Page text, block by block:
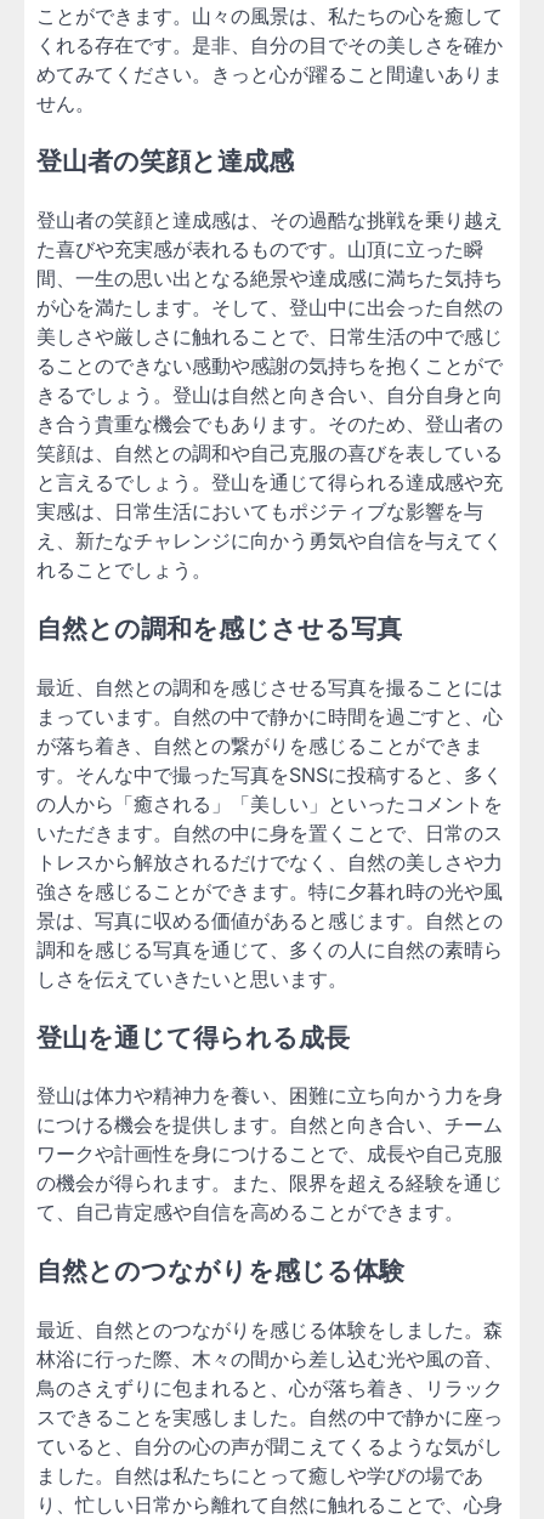
ことができます。山々の風景は、私たちの心を癒して
くれる存在です。是非、自分の目でその美しさを確か
めてみてください。きっと心が躍ること間違いありま
せん。
登山者の笑顔と達成感
登山者の笑顔と達成感は、その過酷な挑戦を乗り越え
た喜びや充実感が表れるものです。山頂に立った瞬
間、一生の思い出となる絶景や達成感に満ちた気持ち
が心を満たします。そして、登山中に出会った自然の
美しさや厳しさに触れることで、日常生活の中で感じ
ることのできない感動や感謝の気持ちを抱くことがで
きるでしょう。登山は自然と向き合い、自分自身と向
き合う貴重な機会でもあります。そのため、登山者の
笑顔は、自然との調和や自己克服の喜びを表している
と言えるでしょう。登山を通じて得られる達成感や充
実感は、日常生活においてもポジティブな影響を与
え、新たなチャレンジに向かう勇気や自信を与えてく
れることでしょう。
自然との調和を感じさせる写真
最近、自然との調和を感じさせる写真を撮ることには
まっています。自然の中で静かに時間を過ごすと、心
が落ち着き、自然との繋がりを感じることができま
す。そんな中で撮った写真をSNSに投稿すると、多く
の人から「癒される」「美しい」といったコメントを
いただきます。自然の中に身を置くことで、日常のス
トレスから解放されるだけでなく、自然の美しさや力
強さを感じることができます。特に夕暮れ時の光や風
景は、写真に収める価値があると感じます。自然との
調和を感じる写真を通じて、多くの人に自然の素晴ら
しさを伝えていきたいと思います。
登山を通じて得られる成長
登山は体力や精神力を養い、困難に立ち向かう力を身
につける機会を提供します。自然と向き合い、チーム
ワークや計画性を身につけることで、成長や自己克服
の機会が得られます。また、限界を超える経験を通じ
て、自己肯定感や自信を高めることができます。
自然とのつながりを感じる体験
最近、自然とのつながりを感じる体験をしました。森
林浴に行った際、木々の間から差し込む光や風の音、
鳥のさえずりに包まれると、心が落ち着き、リラック
スできることを実感しました。自然の中で静かに座っ
ていると、自分の心の声が聞こえてくるような気がし
ました。自然は私たちにとって癒しや学びの場であ
り、忙しい日常から離れて自然に触れることで、心身